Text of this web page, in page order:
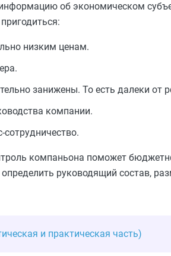
об экономическом
низким ценам.
занижены. То есть далеки от
компании.
компаньона поможет
руководящий состав,
и практическая часть)